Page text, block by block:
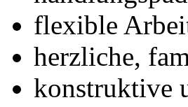
flexible
herzliche,
konstruktive